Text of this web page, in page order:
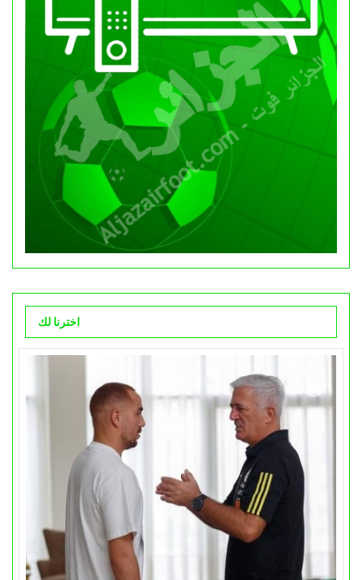
اخترنا لك